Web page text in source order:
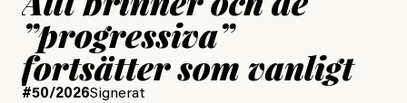
”progressiva”
fortsätter som vanligt
#50/2026Signerat